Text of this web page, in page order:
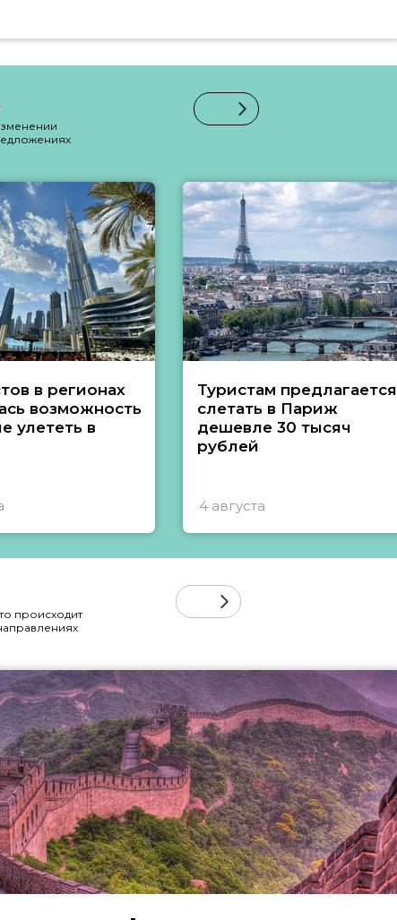
в регионах
возможность
улететь в
Туристам предлагается
слетать в Париж
дешевле 30 тысяч
рублей
4 августа
происходит